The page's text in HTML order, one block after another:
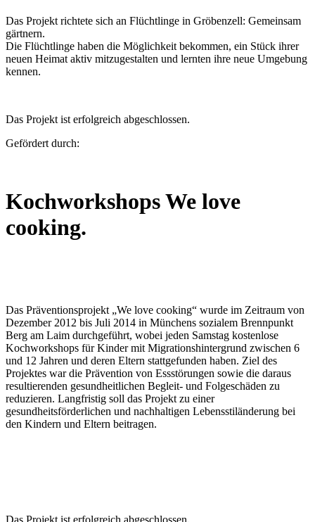
Das Projekt richtete sich an Flüchtlinge in Gröbenzell: Gemeinsam
gärtnern.
Die Flüchtlinge haben die Möglichkeit bekommen, ein Stück ihrer
neuen Heimat aktiv mitzugestalten und lernten ihre neue Umgebung
kennen.
Das Projekt ist erfolgreich abgeschlossen.
Gefördert durch:
Kochworkshops We love
cooking.
Das Präventionsprojekt „We love cooking“ wurde im Zeitraum von
Dezember 2012 bis Juli 2014 in Münchens sozialem Brennpunkt
Berg am Laim durchgeführt, wobei jeden Samstag kostenlose
Kochworkshops für Kinder mit Migrationshintergrund zwischen 6
und 12 Jahren und deren Eltern stattgefunden haben. Ziel des
Projektes war die Prävention von Essstörungen sowie die daraus
resultierenden gesundheitlichen Begleit- und Folgeschäden zu
reduzieren. Langfristig soll das Projekt zu einer
gesundheitsförderlichen und nachhaltigen Lebensstiländerung bei
den Kindern und Eltern beitragen.
Das Projekt ist erfolgreich abgeschlossen.